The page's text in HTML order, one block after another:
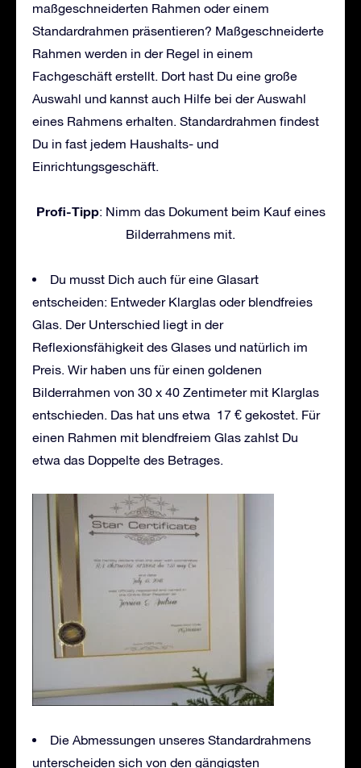
maßgeschneiderten Rahmen oder einem
Standardrahmen präsentieren? Maßgeschneiderte
Rahmen werden in der Regel in einem
Fachgeschäft erstellt. Dort hast Du eine große
Auswahl und kannst auch Hilfe bei der Auswahl
eines Rahmens erhalten. Standardrahmen findest
Du in fast jedem Haushalts- und
Einrichtungsgeschäft.
Profi-Tipp: Nimm das Dokument beim Kauf eines
Bilderrahmens mit.
Du musst Dich auch für eine Glasart
entscheiden: Entweder Klarglas oder blendfreies
Glas. Der Unterschied liegt in der
Reflexionsfähigkeit des Glases und natürlich im
Preis. Wir haben uns für einen goldenen
Bilderrahmen von 30 x 40 Zentimeter mit Klarglas
entschieden. Das hat uns etwa 17 € gekostet. Für
einen Rahmen mit blendfreiem Glas zahlst Du
etwa das Doppelte des Betrages.
Die Abmessungen unseres Standardrahmens
unterscheiden sich von den gängigsten